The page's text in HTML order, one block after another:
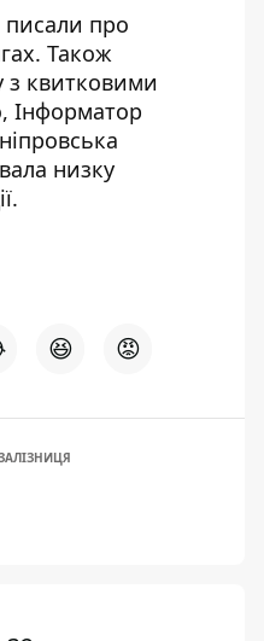
про
. Також
з квитковими
Інформатор
низку
.
😆 😡